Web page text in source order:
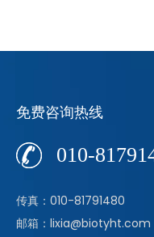
免费咨询热线
010-
传真：010-81791480
邮箱：lixia@biotyht.com